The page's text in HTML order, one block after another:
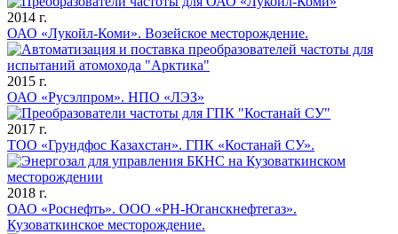
2014 г.
ОАО «Лукойл-Коми». Возейское месторождение.
2015 г.
ОАО «Русэлпром». НПО «ЛЭЗ»
2017 г.
ТОО «Грундфос Казахстан». ГПК «Костанай СУ».
2018 г.
ОАО «Роснефть». ООО «РН-Юганскнефтегаз».
Кузоваткинское месторождение.